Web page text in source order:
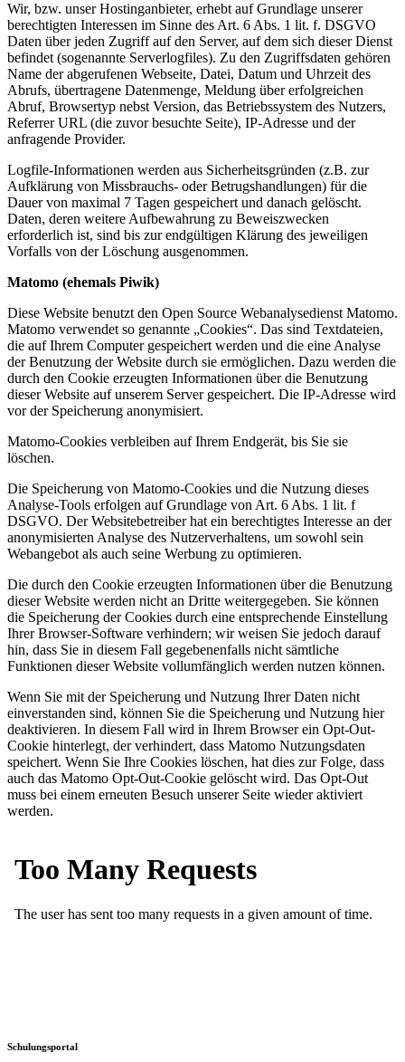
Wir, bzw. unser Hostinganbieter, erhebt auf Grundlage unserer
berechtigten Interessen im Sinne des Art. 6 Abs. 1 lit. f. DSGVO
Daten über jeden Zugriff auf den Server, auf dem sich dieser Dienst
befindet (sogenannte Serverlogfiles). Zu den Zugriffsdaten gehören
Name der abgerufenen Webseite, Datei, Datum und Uhrzeit des
Abrufs, übertragene Datenmenge, Meldung über erfolgreichen
Abruf, Browsertyp nebst Version, das Betriebssystem des Nutzers,
Referrer URL (die zuvor besuchte Seite), IP-Adresse und der
anfragende Provider.
Logfile-Informationen werden aus Sicherheitsgründen (z.B. zur
Aufklärung von Missbrauchs- oder Betrugshandlungen) für die
Dauer von maximal 7 Tagen gespeichert und danach gelöscht.
Daten, deren weitere Aufbewahrung zu Beweiszwecken
erforderlich ist, sind bis zur endgültigen Klärung des jeweiligen
Vorfalls von der Löschung ausgenommen.
Matomo (ehemals Piwik)
Diese Website benutzt den Open Source Webanalysedienst Matomo.
Matomo verwendet so genannte „Cookies“. Das sind Textdateien,
die auf Ihrem Computer gespeichert werden und die eine Analyse
der Benutzung der Website durch sie ermöglichen. Dazu werden die
durch den Cookie erzeugten Informationen über die Benutzung
dieser Website auf unserem Server gespeichert. Die IP-Adresse wird
vor der Speicherung anonymisiert.
Matomo-Cookies verbleiben auf Ihrem Endgerät, bis Sie sie
löschen.
Die Speicherung von Matomo-Cookies und die Nutzung dieses
Analyse-Tools erfolgen auf Grundlage von Art. 6 Abs. 1 lit. f
DSGVO. Der Websitebetreiber hat ein berechtigtes Interesse an der
anonymisierten Analyse des Nutzerverhaltens, um sowohl sein
Webangebot als auch seine Werbung zu optimieren.
Die durch den Cookie erzeugten Informationen über die Benutzung
dieser Website werden nicht an Dritte weitergegeben. Sie können
die Speicherung der Cookies durch eine entsprechende Einstellung
Ihrer Browser-Software verhindern; wir weisen Sie jedoch darauf
hin, dass Sie in diesem Fall gegebenenfalls nicht sämtliche
Funktionen dieser Website vollumfänglich werden nutzen können.
Wenn Sie mit der Speicherung und Nutzung Ihrer Daten nicht
einverstanden sind, können Sie die Speicherung und Nutzung hier
deaktivieren. In diesem Fall wird in Ihrem Browser ein Opt-Out-
Cookie hinterlegt, der verhindert, dass Matomo Nutzungsdaten
speichert. Wenn Sie Ihre Cookies löschen, hat dies zur Folge, dass
auch das Matomo Opt-Out-Cookie gelöscht wird. Das Opt-Out
muss bei einem erneuten Besuch unserer Seite wieder aktiviert
werden.
Schulungsportal